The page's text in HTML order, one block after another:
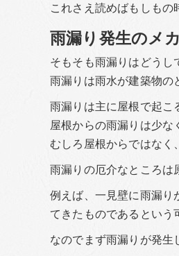
これさえ読めばもしもの
雨漏り発生のメ
そもそも雨漏りはどうし
雨漏りは雨水が建築物の
雨漏りは主に屋根で起こ
屋根からの雨漏りは少な
むしろ屋根からではなく
雨漏りの厄介なところは
例えば、一見壁に雨漏
てきたものであるという
なのでまず雨漏りが発生